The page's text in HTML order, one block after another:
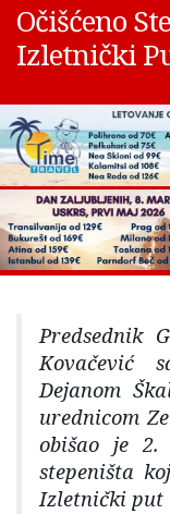
Očišćeno
Izletnički
Predsednik
Kovačević
Dejanom
urednicom
obišao je 2.
stepeništa
Izletnički put